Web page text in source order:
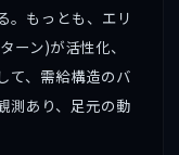
。もっとも、エリ
ーン)が活性化、
て、需給構造のバ
測あり、足元の動